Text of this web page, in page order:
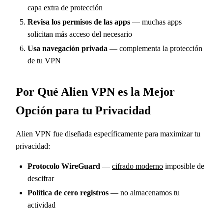
capa extra de protección
Revisa los permisos de las apps — muchas apps
solicitan más acceso del necesario
Usa navegación privada — complementa la protección
de tu VPN
Por Qué Alien VPN es la Mejor
Opción para tu Privacidad
Alien VPN fue diseñada específicamente para maximizar tu
privacidad:
Protocolo WireGuard — cifrado moderno imposible de
descifrar
Política de cero registros — no almacenamos tu
actividad